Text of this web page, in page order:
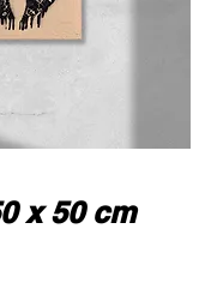
x 50 cm